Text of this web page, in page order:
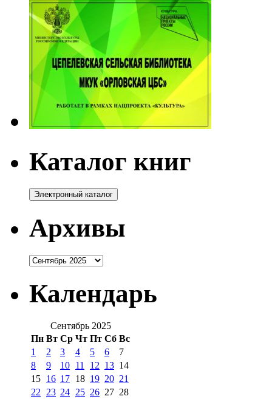
Каталог книг
Архивы
Архивы
Календарь
Сентябрь 2025
Пн Вт Ср Чт Пт Сб Вс
1
2 3 4 5 6
7
8
9 10 11 12 13 14
15 16 17 18 19 20 21
22
23 24 25 26 27 28